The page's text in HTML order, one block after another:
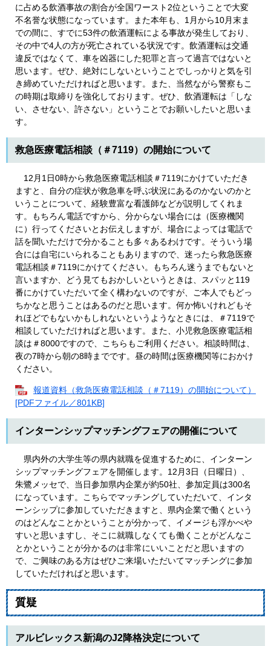
に占める飲酒事故の割合が全国ワースト2位ということで大変
不名誉な状態になっています。また本年も、1月から10月末ま
での間に、すでに53件の飲酒運転による事故が発生しており、
その中で4人の方が死亡されている状況です。飲酒運転は交通
違反ではなくて、車を凶器にした犯罪と言って過言ではないと
思います。ぜひ、絶対にしないということでしっかりと気を引
き締めていただければと思います。また、当然ながら警察もこ
の時期は取締りを強化しております。ぜひ、飲酒運転は「しな
い、させない、許さない」ということでお願いしたいと思いま
す。
救急医療電話相談（＃7119）の開始について
12月1日0時から救急医療電話相談＃7119にかけていただき
ますと、自分の症状が救急車を呼ぶ状況にあるのかないのかと
いうことについて、経験豊富な看護師などが説明してくれま
す。もちろん電話ですから、分からない場合には（医療機関
に）行ってくださいとお伝えしますが、場合によっては電話で
話を聞いただけで分かることも多々あるわけです。そういう場
合には自宅にいられることもありますので、迷ったら救急医療
電話相談＃7119にかけてください。もちろん迷うまでもないと
言いますか、どう見てもおかしいというときは、スパッと119
番にかけていただいて全く構わないのですが、ご本人でもどっ
ちかなと思うことはあるのだと思います。何か怖いけれどもそ
れほどでもないかもしれないというようなときには、＃7119で
相談していただければと思います。また、小児救急医療電話相
談は＃8000ですので、こちらもご利用ください。相談時間は、
夜の7時から朝の8時までです。昼の時間は医療機関等におかけ
ください。
報道資料（救急医療電話相談（＃7119）の開始について）
[PDFファイル／801KB]
インターンシップマッチングフェアの開催について
県内外の大学生等の県内就職を促進するために、インターン
シップマッチングフェアを開催します。12月3日（日曜日）、
朱鷺メッセで、当日参加県内企業が約50社、参加定員は300名
になっています。こちらでマッチングしていただいて、インタ
ーンシップに参加していただきますと、県内企業で働くという
のはどんなことかということが分かって、イメージも浮かべや
すいと思いますし、そこに就職しなくても働くことがどんなこ
とかということが分かるのは非常にいいことだと思いますの
で、ご興味のある方はぜひご来場いただいてマッチングに参加
していただければと思います。
質疑
アルビレックス新潟のJ2降格決定について